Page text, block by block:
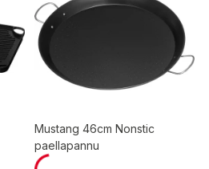
Mustang 46cm Nonstic
paellapannu